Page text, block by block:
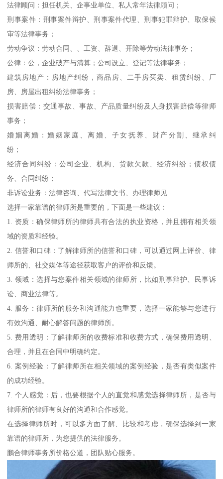
法律顾问：担任机关、企事业单位、私人常年法律顾问；
刑事案件：刑事案件辩护、刑事案件代理、刑事犯罪辩护、取保候
审等法律事务；
劳动争议：劳动合同、、工资、辞退、开除等劳动法律事务；
公律：公，企业破产与清算；公司设立、登记等法律事务；
建筑房地产：房地产纠纷，商品房、二手房买卖、租赁纠纷、厂
房、房屋出租纠纷法律事务；
损害赔偿：交通事故、事故、产品质量纠纷及人身损害赔偿等律师
事务；
婚姻离婚：婚姻家庭、离婚、子女抚养、财产分割、继承纠
纷；
经济合同纠纷：公司企业、机构、货款欠款、经济纠纷；债权债
务、合同纠纷；
非诉讼业务：法律咨询、代写法律文书、办理律师见
选择一家靠谱的律师所是重要的，下面是一些建议：
1. 资质：确保律师所的律师具有合法的执业资格，并且拥有相关领
域的资质和经验。
2. 信誉和口碑：了解律师所的信誉和口碑，可以通过网上评价、律
师所的、社交媒体等途径获取客户的评价和反馈。
3. 领域：选择与您案件相关领域的律师所，比如刑事辩护、民事诉
讼、商业法律等。
4. 服务：律师所的服务和沟通能力也重要，选择一家能够与您进行
有效沟通、耐心解答问题的律师所。
5. 费用透明：了解律师所的收费标准和收费方式，确保费用透明、
合理，并且在合同中明确约定。
6. 案例经验：了解律师所在相关领域的案例经验，是否有类似案件
的成功经验。
7. 个人感觉：后，也要根据个人的直觉和感觉选择律师所，是否与
律师所的律师有良好的沟通和合作感觉。
在选择律师所时，可以多方面了解、比较和考虑，确保选择到一家
靠谱的律师所，为您提供的法律服务。
鹏合律师事务所价格公道，团队贴心服务。